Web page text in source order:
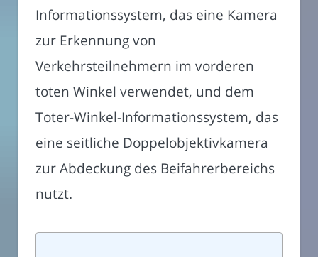
Informationssystem, das eine Kamera
zur Erkennung von
Verkehrsteilnehmern im vorderen
toten Winkel verwendet, und dem
Toter-Winkel-Informationssystem, das
eine seitliche Doppelobjektivkamera
zur Abdeckung des Beifahrerbereichs
nutzt.